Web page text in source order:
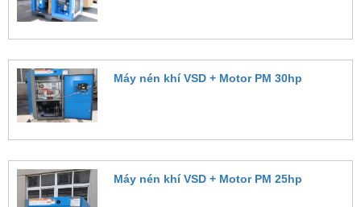
Máy nén khí VSD + Motor PM 30hp
Máy nén khí VSD + Motor PM 25hp